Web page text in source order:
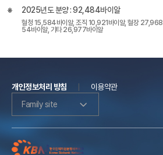
2025년도 분양 : 92,484바이알
혈청 15,584바이알, 조직 10,921바이알, 혈장
54바이알, 기타 26,977바이알
개인정보처리 방침
이용약관
Family site